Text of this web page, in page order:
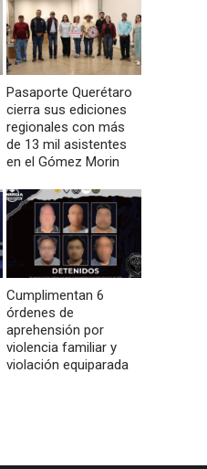
Pasaporte Querétaro
cierra sus ediciones
regionales con más
de 13 mil asistentes
en el Gómez Morin
Cumplimentan 6
órdenes de
aprehensión por
violencia familiar y
violación equiparada